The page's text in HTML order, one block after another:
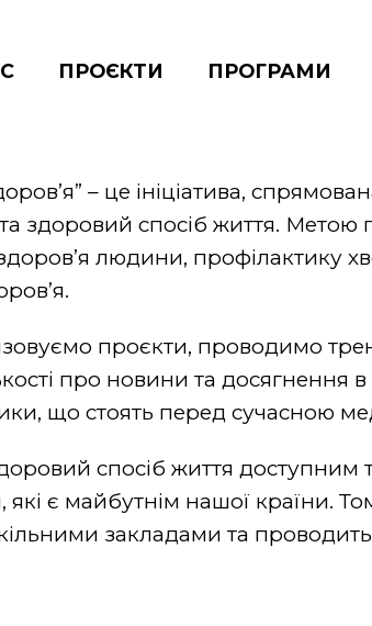
ПРОЄКТИ ПРОГРАМИ
– це ініціатива,
здоровий спосіб життя. Метою
людини, профілактику
проєкти, проводимо
про новини та досягнення
що стоять перед сучасною
спосіб життя доступним
які є майбутнім нашої країни.
закладами та проводить